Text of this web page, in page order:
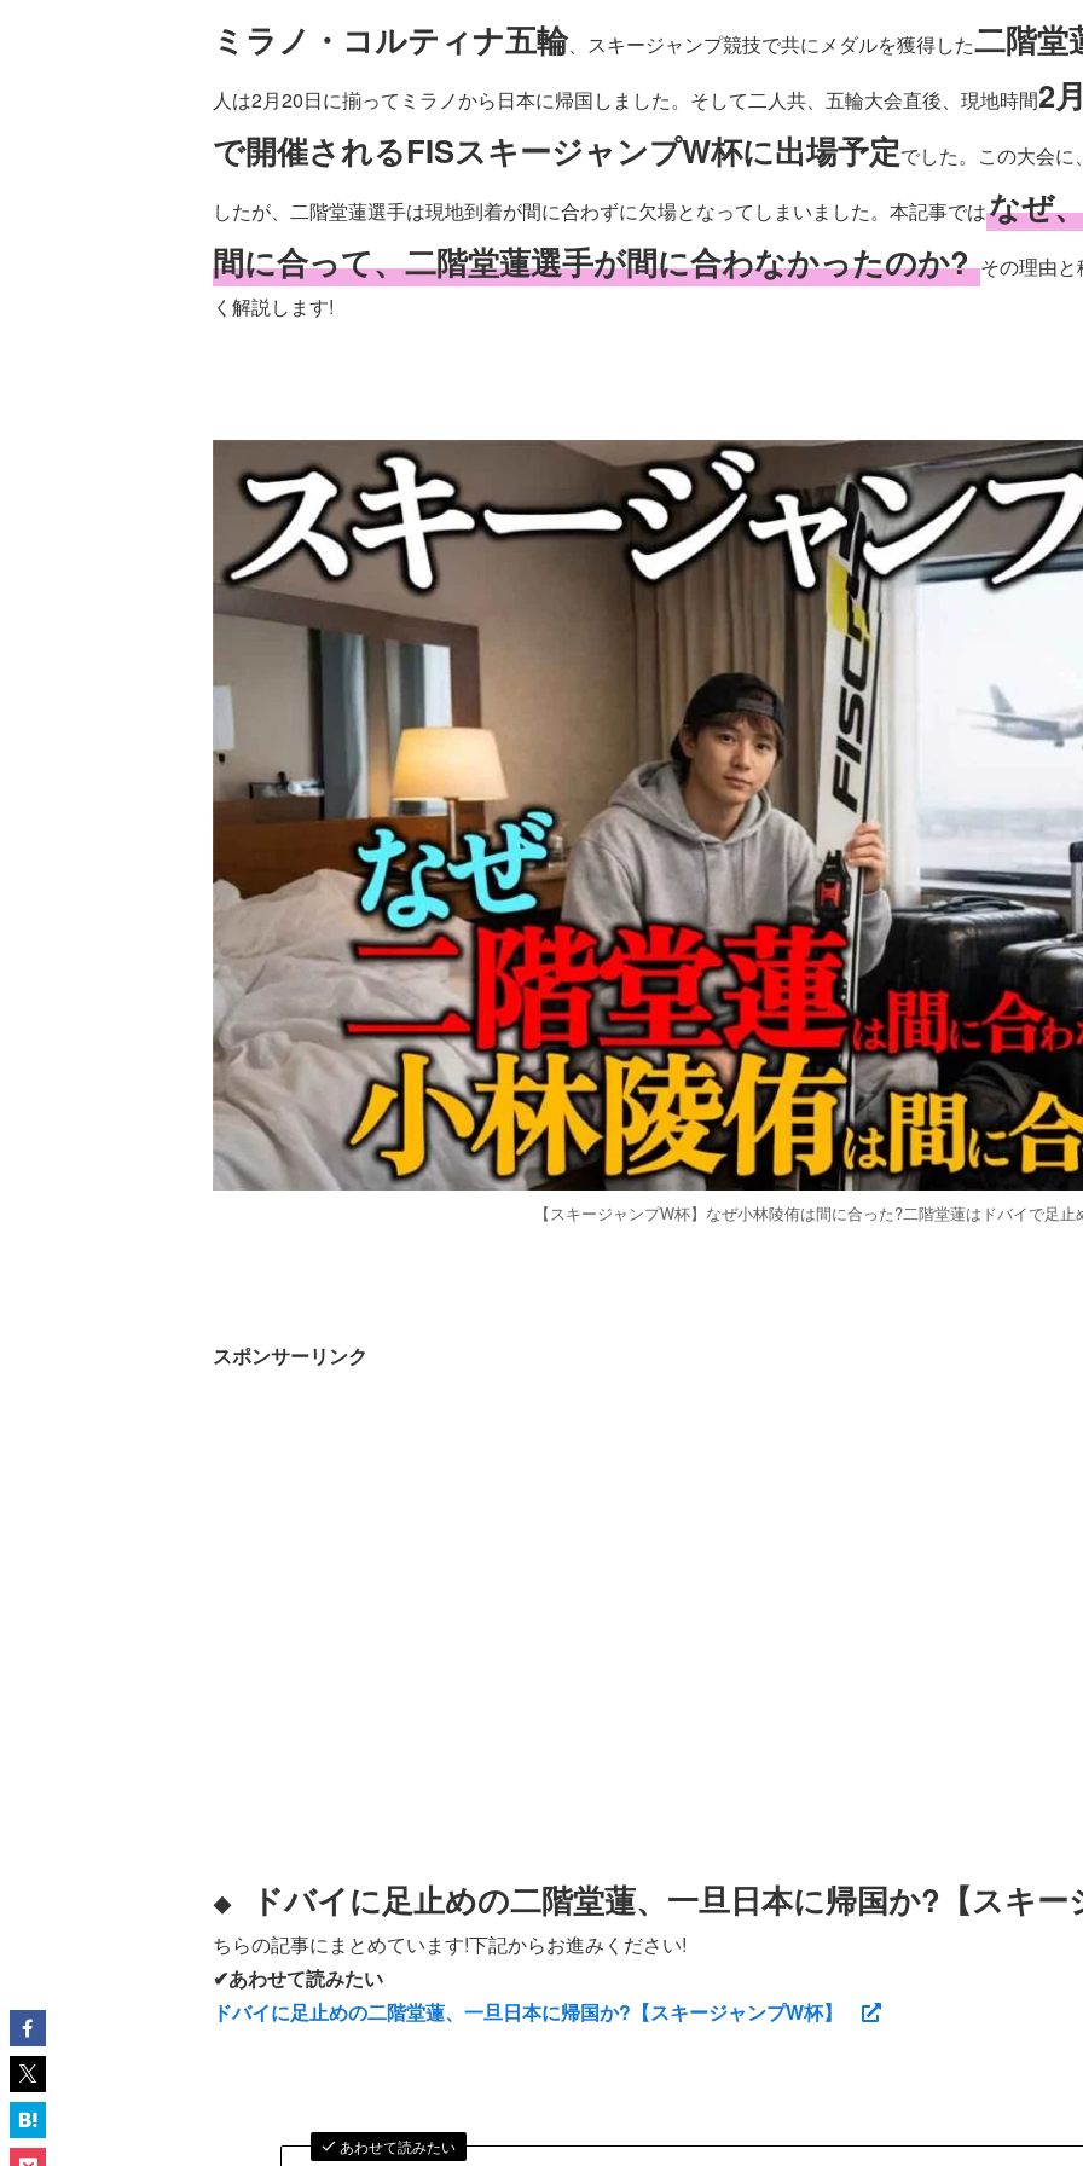
ミラノ・コルティナ五輪、スキージャンプ競技で共にメダルを獲得した二階堂
人は2月20日に揃ってミラノから日本に帰国しました。そして二人共、五輪大会直後、現地時間2
で開催されるFISスキージャンプW杯に出場予定でした。この大会
したが、二階堂蓮選手は現地到着が間に合わずに欠場となってしまいました。本記事ではなぜ
間に合って、二階堂蓮選手が間に合わなかったのか?その理由
く解説します!
【スキージャンプW杯】なぜ小林陵侑は間に合った?二階堂蓮はドバイで足止
スポンサーリンク
◆ ドバイに足止めの二階堂蓮、一旦日本に帰国か?【スキ
ちらの記事にまとめています!下記からお進みください!
✔あわせて読みたい
ドバイに足止めの二階堂蓮、一旦日本に帰国か?【スキージャンプW杯】
あわせて読みたい